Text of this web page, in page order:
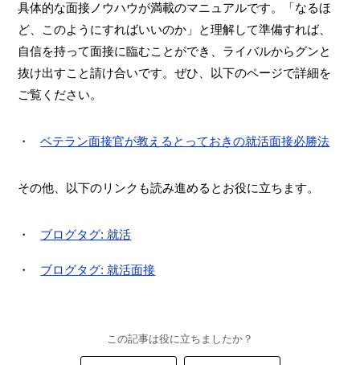
具体的な面接ノウハウが満載のマニュアルです。「なるほ
ど、このようにすればいいのか」と理解して準備すれば、
自信を持って面接に臨むことができ、ライバルからグンと
抜け出すこと請け合いです。ぜひ、以下のページで詳細を
ご覧ください。
ベテラン面接官が教えるとっておきの就活面接必勝法
その他、以下のリンクも読み進めるとお役に立ちます。
ブログタグ: 就活
ブログタグ: 就活面接
この記事は役に立ちましたか？